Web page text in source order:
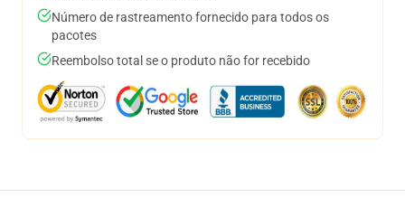
Número de rastreamento fornecido para todos os
pacotes
Reembolso total se o produto não for recebido